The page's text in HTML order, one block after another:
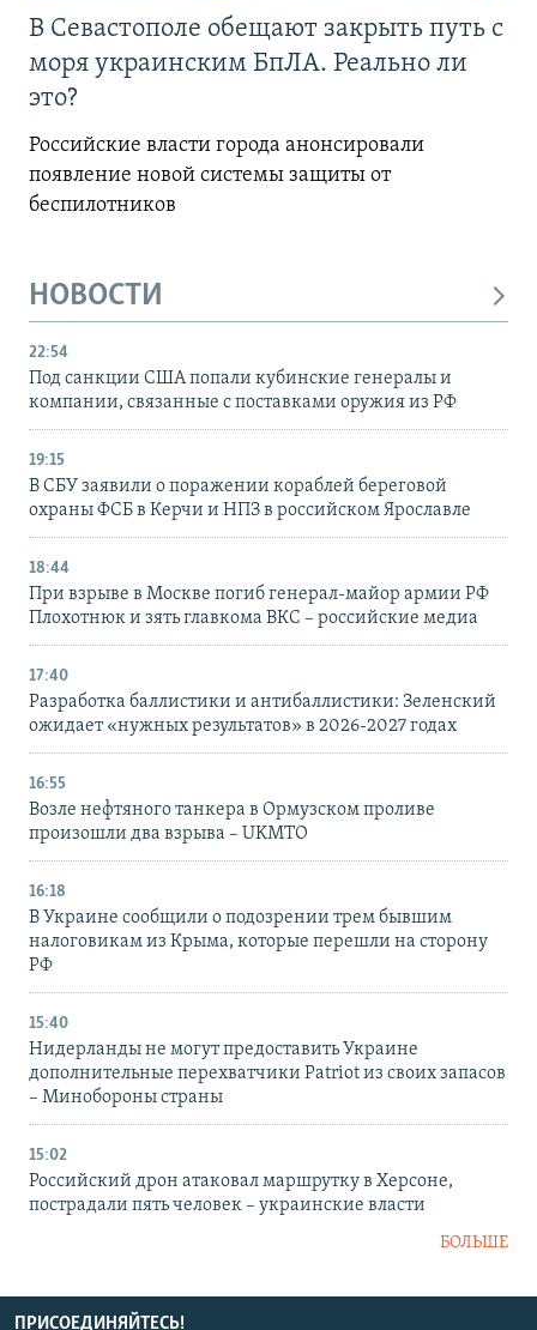
В Севастополе обещают закрыть путь с
моря украинским БпЛА. Реально ли
это?
Российские власти города анонсировали
появление новой системы защиты от
беспилотников
НОВОСТИ
22:54
Под санкции США попали кубинские генералы и
компании, связанные с поставками оружия из РФ
19:15
В СБУ заявили о поражении кораблей береговой
охраны ФСБ в Керчи и НПЗ в российском Ярославле
18:44
При взрыве в Москве погиб генерал-майор армии РФ
Плохотнюк и зять главкома ВКС – российские медиа
17:40
Разработка баллистики и антибаллистики: Зеленский
ожидает «нужных результатов» в 2026-2027 годах
16:55
Возле нефтяного танкера в Ормузском проливе
произошли два взрыва – UKMTO
16:18
В Украине сообщили о подозрении трем бывшим
налоговикам из Крыма, которые перешли на сторону
РФ
15:40
Нидерланды не могут предоставить Украине
дополнительные перехватчики Patriot из своих запасов
– Минобороны страны
15:02
Российский дрон атаковал маршрутку в Херсоне,
пострадали пять человек – украинские власти
БОЛЬШЕ
ПРИСОЕДИНЯЙТЕСЬ!